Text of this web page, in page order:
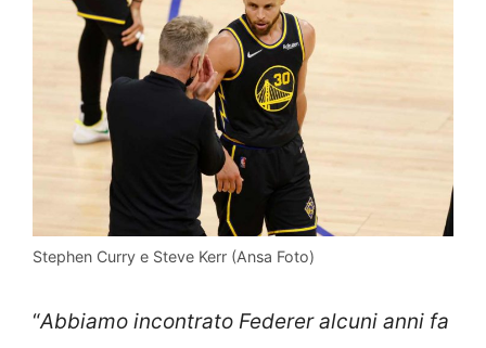
Stephen Curry e Steve Kerr (Ansa Foto)
“Abbiamo incontrato Federer alcuni anni fa